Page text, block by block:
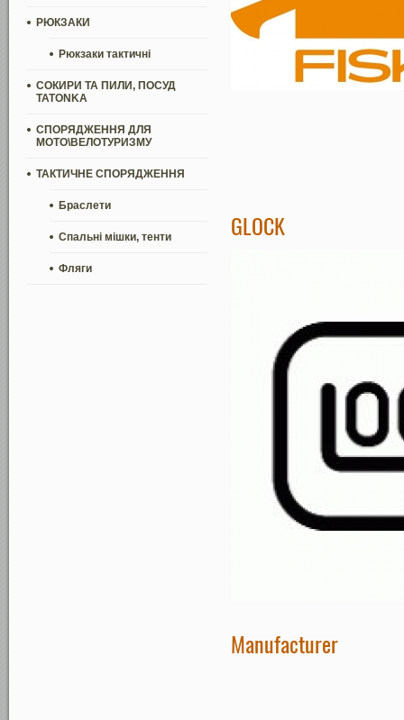
РЮКЗАКИ
Рюкзаки тактичні
СОКИРИ ТА ПИЛИ, ПОСУД
TATONKA
СПОРЯДЖЕННЯ ДЛЯ
МОТО\ВЕЛОТУРИЗМУ
ТАКТИЧНЕ СПОРЯДЖЕННЯ
Браслети
Спальні мішки, тенти
Фляги
GLOCK
Manufacturer